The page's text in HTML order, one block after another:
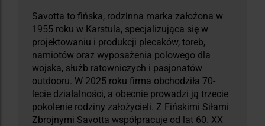
Savotta to fińska, rodzinna marka założona w
1955 roku w Karstula, specjalizująca się w
projektowaniu i produkcji plecaków, toreb,
namiotów oraz wyposażenia polowego dla
wojska, służb ratowniczych i pasjonatów
outdooru. W 2025 roku firma obchodziła 70-
lecie działalności, a obecnie prowadzi ją trzecie
pokolenie rodziny założycieli. Z Fińskimi Siłami
Zbrojnymi Savotta współpracuje od lat 60. XX